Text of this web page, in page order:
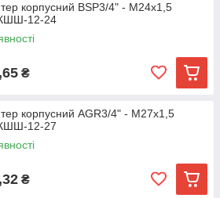
корпусний BSP3/4" - М24х1,5
12-24
₴
корпусний AGR3/4" - М27х1,5
12-27
₴